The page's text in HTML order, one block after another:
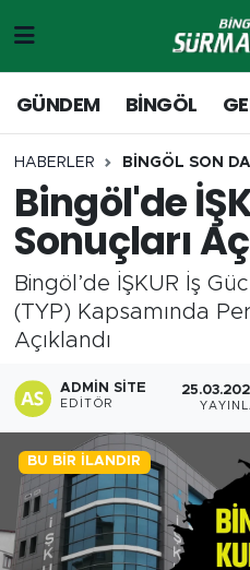
GÜNDEM BİNGÖL
HABERLER BİNGÖL SON
Bingöl'de
Sonuçları
Bingöl’de İŞKUR İş
(TYP) Kapsamında
Açıklandı
ADMIN SITE
EDITÖR
BU BIR İLANDIR
Genç
Solhan
Karlıova
Adaklı-Kiğı
Siyaset
Spor
Merkez Hava
Merkez Trafik
Süper Lig Puan
Tüm Manşetler